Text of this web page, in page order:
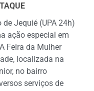
Jequié (UPA 24h)
ação especial em
Feira da Mulher
localizada na
no bairro
serviços de